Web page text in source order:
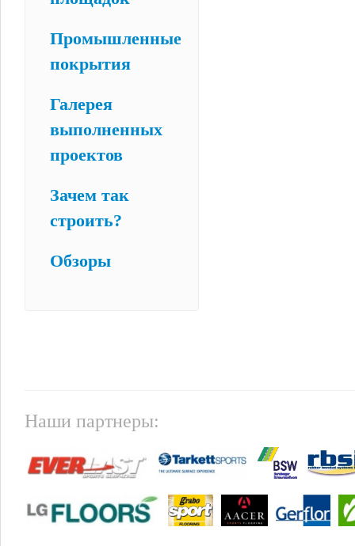
Промышленные
покрытия
Галерея
выполненных
проектов
Зачем так
строить?
Обзоры
Наши партнеры: